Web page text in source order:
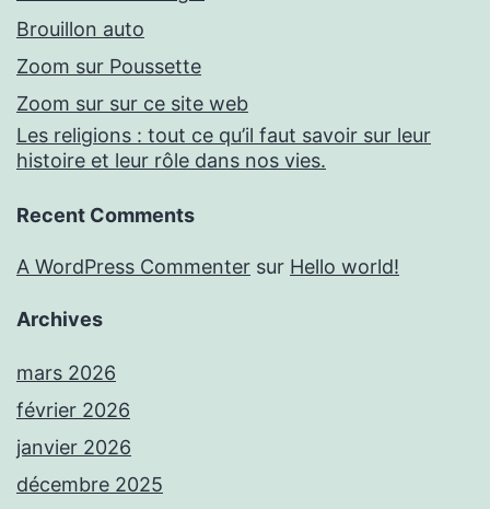
Brouillon auto
Zoom sur Poussette
Zoom sur sur ce site web
Les religions : tout ce qu’il faut savoir sur leur
histoire et leur rôle dans nos vies.
Recent Comments
A WordPress Commenter sur Hello world!
Archives
mars 2026
février 2026
janvier 2026
décembre 2025